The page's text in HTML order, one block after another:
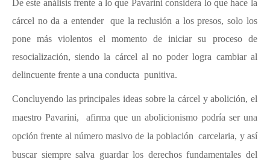
De este análisis frente a lo que Pavarini considera lo que hace la
cárcel no da a entender que la reclusión a los presos, solo los
pone más violentos el momento de iniciar su proceso de
resocialización, siendo la cárcel al no poder logra cambiar al
delincuente frente a una conducta punitiva.
Concluyendo las principales ideas sobre la cárcel y abolición, el
maestro Pavarini, afirma que un abolicionismo podría ser una
opción frente al número masivo de la población carcelaria, y así
buscar siempre salva guardar los derechos fundamentales del